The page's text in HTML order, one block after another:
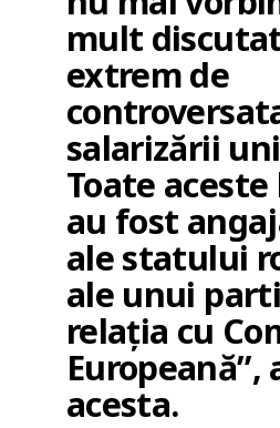
mult
extrem de
salarizării
Toate
au fost
ale statului
ale unui
relația cu
Europeană”,
acesta.